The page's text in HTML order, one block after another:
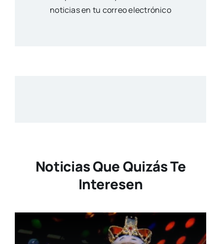
noticias en tu correo electrónico
Noticias Que Quizás Te
Interesen